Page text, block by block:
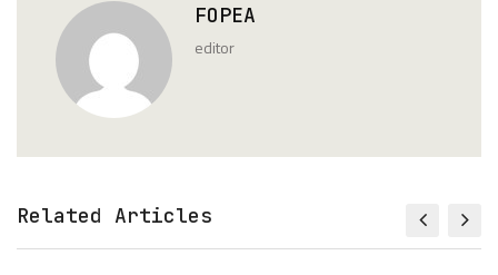
FOPEA
editor
Related Articles